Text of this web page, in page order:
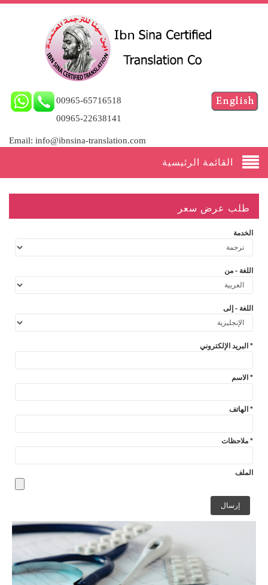
00965-65716518
00965-22638141
Email: info@ibnsina-translation.com
القائمة الرئيسية
طلب عرض سعر
الخدمة
اللغة - من
اللغة - إلى
البريد الإلكتروني *
الاسم *
الهاتف *
ملاحظات *
الملف